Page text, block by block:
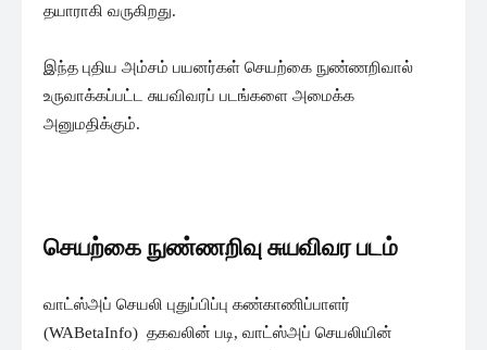
தயாராகி வருகிறது.
இந்த புதிய அம்சம் பயனர்கள் செயற்கை நுண்ணறிவால்
உருவாக்கப்பட்ட சுயவிவரப் படங்களை அமைக்க
அனுமதிக்கும்.
செயற்கை நுண்ணறிவு சுயவிவர படம்
வாட்ஸ்அப் செயலி புதுப்பிப்பு கண்காணிப்பாளர்
(WABetaInfo) தகவலின் படி, வாட்ஸ்அப் செயலியின்